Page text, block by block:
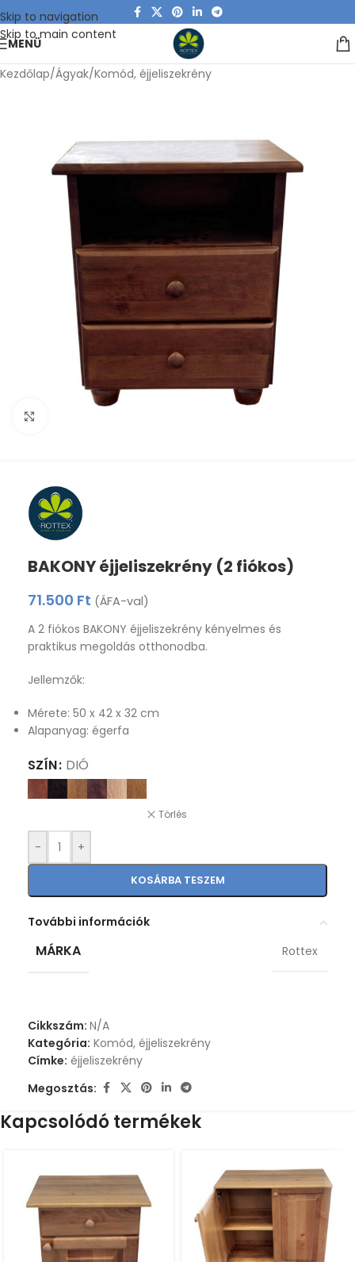
Skip to navigation
Skip to main content
MENÜ
Kezdőlap/Ágyak/Komód, éjjeliszekrény
BAKONY éjjeliszekrény (2 fiókos)
71.500 Ft (ÁFA-val)
A 2 fiókos BAKONY éjjeliszekrény kényelmes és
praktikus megoldás otthonodba.
Jellemzők:
Mérete: 50 x 42 x 32 cm
Alapanyag: égerfa
SZÍN DIÓ
Törlés
- +
KOSÁRBA TESZEM
További információk
MÁRKA Rottex
Cikkszám: N/A
Kategória: Komód, éjjeliszekrény
Címke: éjjeliszekrény
Megosztás:
Kapcsolódó termékek